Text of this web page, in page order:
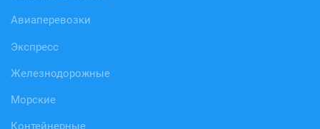
Авиаперевозки
Экспресс
Железнодорожные
Морские
Контейнерные